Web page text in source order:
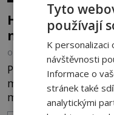
Hororové
nehod?
OD MICHAELA HOLUBOVÁ
Přibližně 60 km po
město Anaheim.
mnoho neřekne. Ale
Disneyland, je hned jasno. Zábavní
Tyto
používají
K personalizaci
návštěvnosti
Informace o
stránek také
analytickými